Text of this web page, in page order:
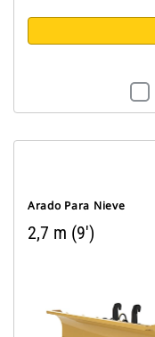
Arado Para Nieve
2,7 m (9')